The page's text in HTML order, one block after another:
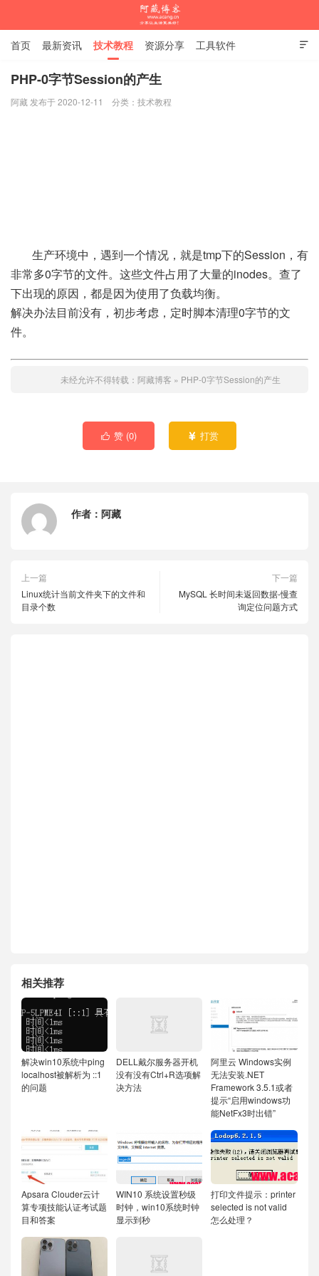

首页 最新资讯 技术教程 资源分享 工具软件
杂谈随笔
PHP-0字节Session的产生
阿藏 发布于 2020-12-11 分类： 技术教程
生产环境中，遇到一个情况，就是tmp下的Session，有
非常多0字节的文件。这些文件占用了大量的inodes。查了
下出现的原因，都是因为使用了负载均衡。
解决办法目前没有，初步考虑，定时脚本清理0字节的文
件。
未经允许不得转载： 阿藏博客 » PHP-0字节Session的产生
 赞 (0)  打赏
作者： 阿藏
上一篇
Linux统计当前文件夹下的文件和
目录个数
下一篇
MySQL 长时间未返回数据-慢查
询定位问题方式
相关推荐
解决win10系统中ping
localhost被解析为 ::1
的问题
DELL戴尔服务器开机
没有没有Ctrl+R选项解
决方法
阿里云 Windows实例
无法安装.NET
Framework 3.5.1或者
提示“启用windows功
能NetFx3时出错”
Apsara Clouder云计
算专项技能认证考试题
目和答案
WIN10 系统设置秒级
时钟，win10系统时钟
显示到秒
打印文件提示：printer
selected is not valid
怎么处理？